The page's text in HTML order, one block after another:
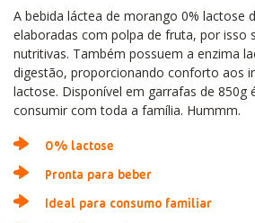
A bebida láctea de morango 0% lactose
elaboradas com polpa de fruta, por isso
nutritivas. Também possuem a enzima
digestão, proporcionando conforto aos
lactose. Disponível em garrafas de 850g
consumir com toda a família. Hummm.
0% lactose
Pronta para beber
Ideal para consumo familiar